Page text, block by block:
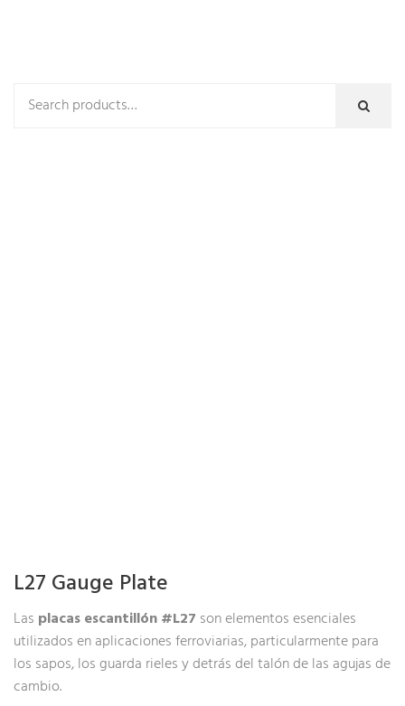
L27 Gauge Plate
Las placas escantillón #L27 son elementos esenciales
utilizados en aplicaciones ferroviarias, particularmente para
los sapos, los guarda rieles y detrás del talón de las agujas de
cambio.